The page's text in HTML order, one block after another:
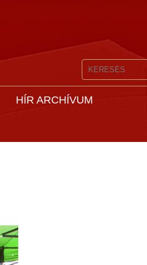
HÍR ARCHÍVUM